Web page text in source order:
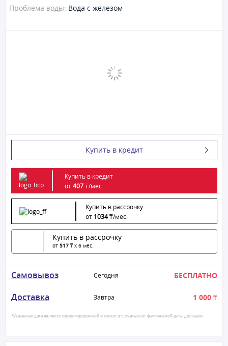
Проблема воды: Вода с железом
Купить в кредит
Купить в кредит
от407₸/мес.
Купить в рассрочку
от 1034₸/мес.
Купить в рассрочку
от 517 ₸ x 6 мес.
Самовывоз Сегодня БЕСПЛАТНО
Доставка Завтра 1 000 ₸
*Указанная дата является ориентировочной и может отличаться от фактической даты доставки